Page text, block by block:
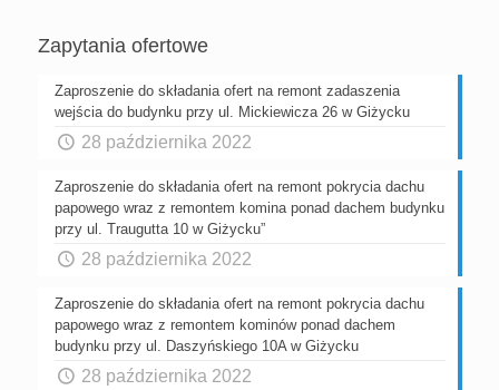
Zapytania ofertowe
Zaproszenie do składania ofert na remont zadaszenia
wejścia do budynku przy ul. Mickiewicza 26 w Giżycku
28 października 2022
Zaproszenie do składania ofert na remont pokrycia dachu
papowego wraz z remontem komina ponad dachem budynku
przy ul. Traugutta 10 w Giżycku”
28 października 2022
Zaproszenie do składania ofert na remont pokrycia dachu
papowego wraz z remontem kominów ponad dachem
budynku przy ul. Daszyńskiego 10A w Giżycku
28 października 2022